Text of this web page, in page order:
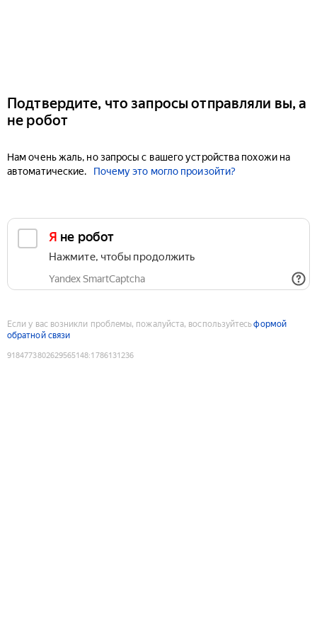
Подтвердите, что запросы отправляли вы, а
не робот
Нам очень жаль, но запросы с вашего устройства похожи на
автоматические.
Почему это могло произойти?
Я не робот
Нажмите, чтобы продолжить
Yandex SmartCaptcha
Если у вас возникли проблемы, пожалуйста, воспользуйтесьформой
обратной связи
9184773802629565148:1786131236